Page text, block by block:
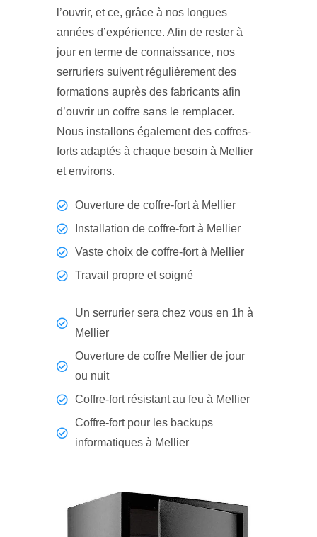
l’ouvrir, et ce, grâce à nos longues
années d’expérience. Afin de rester à
jour en terme de connaissance, nos
serruriers suivent régulièrement des
formations auprès des fabricants afin
d’ouvrir un coffre sans le remplacer.
Nous installons également des coffres-
forts adaptés à chaque besoin à Mellier
et environs.
Ouverture de coffre-fort à Mellier
Installation de coffre-fort à Mellier
Vaste choix de coffre-fort à Mellier
Travail propre et soigné
Un serrurier sera chez vous en 1h à
Mellier
Ouverture de coffre Mellier de jour
ou nuit
Coffre-fort résistant au feu à Mellier
Coffre-fort pour les backups
informatiques à Mellier